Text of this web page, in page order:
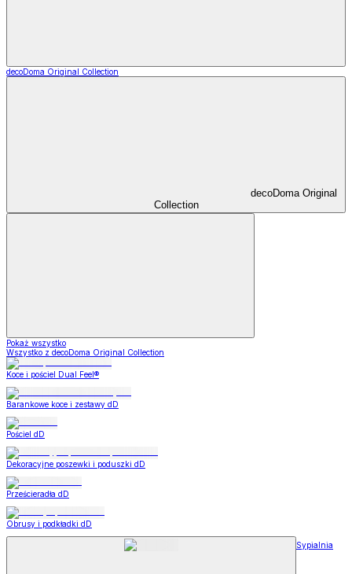
decoDoma Original Collection
decoDoma Original
Collection
Pokaż wszystko
Wszystko z decoDoma Original Collection
Koce i pościel Dual Feel®
Barankowe koce i zestawy dD
Pościel dD
Dekoracyjne poszewki i poduszki dD
Prześcieradła dD
Obrusy i podkładki dD
Sypialnia